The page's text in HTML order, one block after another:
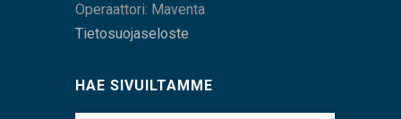
Operaattori: Maventa
Tietosuojaseloste
HAE SIVUILTAMME